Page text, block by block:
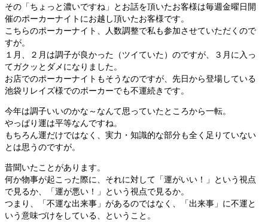
その「ちょっと濃いですね」とお話を頂いたお客様は毎週金曜日開
催のポーカーナイトにお越し頂いたお客様です。
こちらのポーカーナイト、人数調整で私も参加させていただくので
すが。
１月、２月は調子が良かった（ツイていた）のですが、３月に入っ
てガクッとダメになりました。
お店でのポーカーナイトもそうなのですが、先日から登場している
池袋リレイズ様でのポーカーでも不運続きです。
今年は調子いいのかな～なんて思っていたところから一転。
やっぱり運は平等なんですね。
もちろん運だけではなく、実力・知識的な部分も全く足りていない
とは思うのですが。
昔聞いたことがあります。
何か物事が起こった際に、それに対して「運がいい！」という視点
で見るか、「運が悪い！」という視点で見るか。
つまり、「不運な出来事」があるのではなく、「出来事」に不運と
いう意味づけをしている、ということ。